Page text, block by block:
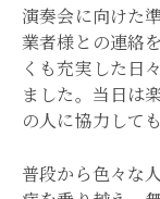
演奏会に向けた
業者様との連絡
くも充実した日
ました。当日は
の人に協力して
普段から色々な